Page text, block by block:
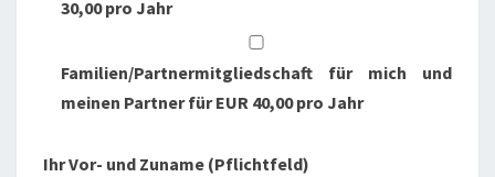
30,00 pro Jahr
Familien/Partnermitgliedschaft für mich und
meinen Partner für EUR 40,00 pro Jahr
Ihr Vor- und Zuname (Pflichtfeld)